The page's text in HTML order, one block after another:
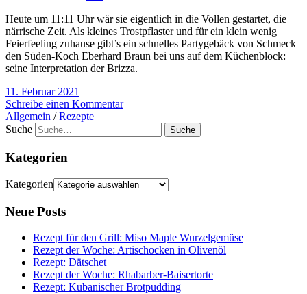
Heute um 11:11 Uhr wär sie eigentlich in die Vollen gestartet, die
närrische Zeit. Als kleines Trostpflaster und für ein klein wenig
Feierfeeling zuhause gibt’s ein schnelles Partygebäck von Schmeck
den Süden-Koch Eberhard Braun bei uns auf dem Küchenblock:
seine Interpretation der Brizza.
11. Februar 2021
Schreibe einen Kommentar
Allgemein /Rezepte
Suche
Kategorien
Kategorien
Neue Posts
Rezept für den Grill: Miso Maple Wurzelgemüse
Rezept der Woche: Artischocken in Olivenöl
Rezept: Dätschet
Rezept der Woche: Rhabarber-Baisertorte
Rezept: Kubanischer Brotpudding